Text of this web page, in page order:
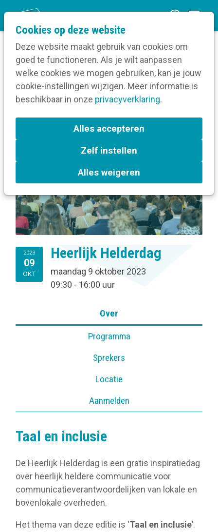
Cookies op deze website
Deze website maakt gebruik van cookies om
goed te functioneren. Als je wilt aanpassen
welke cookies we mogen gebruiken, kan je jouw
cookie-instellingen wijzigen. Meer informatie is
beschikbaar in onze privacyverklaring.
Alles accepteren
Zelf instellen
Alles weigeren
n
m
Home
Volg een opleiding
Over Heerlijk Helderdag
2023
09
OKT
Heerlijk Helderdag
maandag 9 oktober 2023
09:30 - 16:00 uur
Over
Programma
Sprekers
Locatie
Aanmelden
Taal en inclusie
De Heerlijk Helderdag is een gratis inspiratiedag
over heerlijk heldere communicatie voor
communicatieverantwoordelijken van lokale en
bovenlokale overheden.
Het thema van deze editie is ‘Taal en inclusie’.